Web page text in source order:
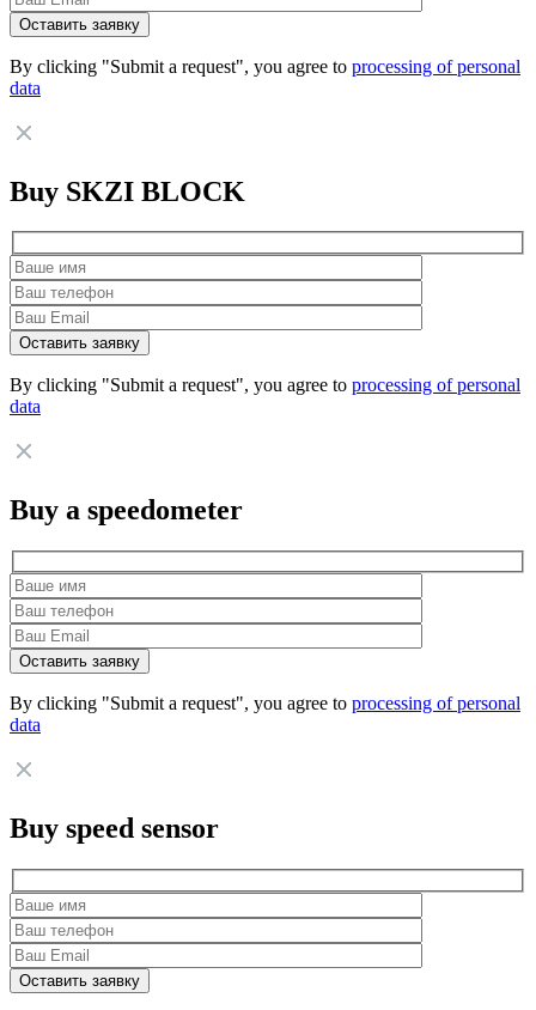
By clicking "Submit a request", you agree to processing of personal
data
Buy SKZI BLOCK
By clicking "Submit a request", you agree to processing of personal
data
Buy a speedometer
By clicking "Submit a request", you agree to processing of personal
data
Buy speed sensor